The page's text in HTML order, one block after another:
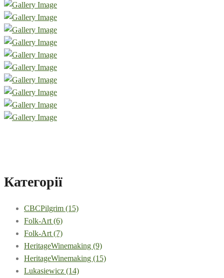
Категорії
CBCPilgrim (15)
Folk-Art (6)
Folk-Art (7)
HeritageWinemaking (9)
HeritageWinemaking (15)
Lukasiewicz (14)